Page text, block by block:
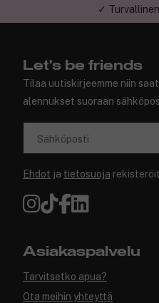
✓
Let's be friends
Tilaa uutiskirjeemme niin
alennukset suoraan
Sähköposti
Ehdot ja tietosuoja
Asiakaspalvelu
Tarvitsetko apua?
Ota meihin yhteyttä